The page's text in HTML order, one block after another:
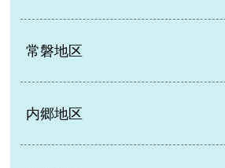
常磐地区
内郷地区